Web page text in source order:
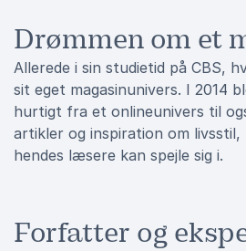
Drømmen om et
Allerede i sin studietid på CBS,
sit eget magasinunivers. I 2014
hurtigt fra et onlineunivers til
artikler og inspiration om
hendes læsere kan spejle sig i.
Forfatter og